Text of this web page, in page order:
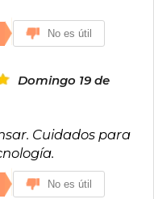
Fue distinguido como
en el campo de la
la Ciudad de Buenos
Domingo Sarmiento
los empresarios más
década.
No es útil
Domingo 19 de
Cuidados para
No es útil